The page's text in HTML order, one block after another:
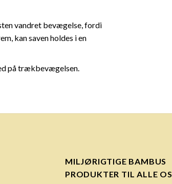
vandret bevægelse, fordi
kan saven holdes i en
på trækbevægelsen.
MILJØRIGTIGE BAMBUS
PRODUKTER TIL ALLE OS